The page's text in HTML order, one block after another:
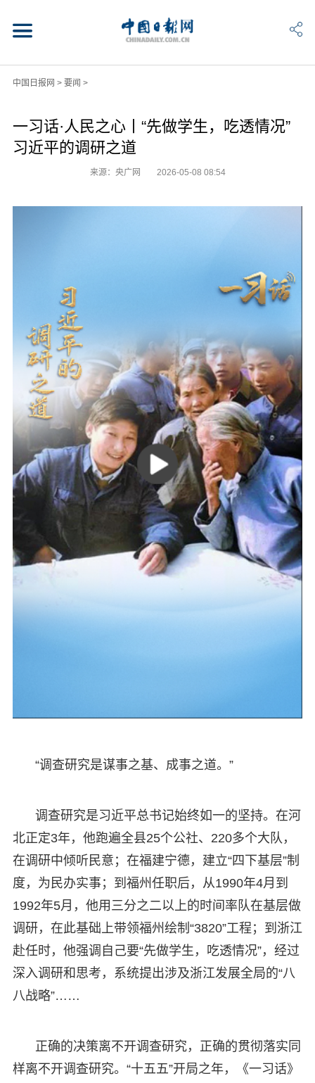
中国日报网 > 要闻 >
一习话·人民之心丨“先做学生，吃透情况”
习近平的调研之道
来源：央广网 2026-05-08 08:54
“调查研究是谋事之基、成事之道。”
调查研究是习近平总书记始终如一的坚持。在河
北正定3年，他跑遍全县25个公社、220多个大队，
在调研中倾听民意；在福建宁德，建立“四下基层”制
度，为民办实事；到福州任职后，从1990年4月到
1992年5月，他用三分之二以上的时间率队在基层做
调研，在此基础上带领福州绘制“3820”工程；到浙江
赴任时，他强调自己要“先做学生，吃透情况”，经过
深入调研和思考，系统提出涉及浙江发展全局的“八
八战略”……
正确的决策离不开调查研究，正确的贯彻落实同
样离不开调查研究。“十五五”开局之年，《一习话》